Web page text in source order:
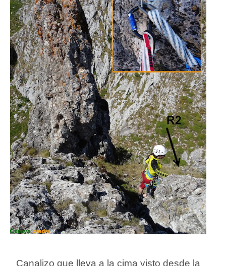
Canalizo que lleva a la cima visto desde la